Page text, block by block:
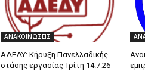
ΑΝΑΚΟΙΝΩΣΕΙΣ
ΑΔΕΔΥ: Κήρυξη Πανελλαδικής
στάσης εργασίας Τρίτη 14.7.26